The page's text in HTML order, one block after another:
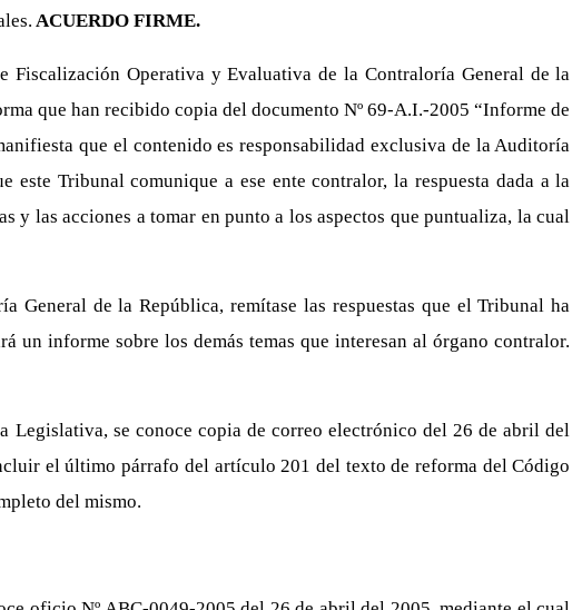
ACUERDO FIRME.
Fiscalización Operativa y Evaluativa de la Contraloría General de la
que han recibido copia del documento Nº 69-A.I.-2005 “Informe de
que el contenido es responsabilidad exclusiva de la Auditoría
este Tribunal comunique a ese ente contralor, la respuesta dada a la
y las acciones a tomar en punto a los aspectos que puntualiza, la cual
General de la República, remítase las respuestas que el Tribunal ha
informe sobre los demás temas que interesan al órgano contralor.
Legislativa, se conoce copia de correo electrónico del 26 de abril del
el último párrafo del artículo 201 del texto de reforma del Código
del mismo.